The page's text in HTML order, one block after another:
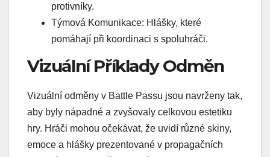
protivníky.
Týmová Komunikace: Hlášky, které
pomáhají při koordinaci s spoluhráči.
Vizuální Příklady Odměn
Vizuální odměny v Battle Passu jsou navrženy tak,
aby byly nápadné a zvyšovaly celkovou estetiku
hry. Hráči mohou očekávat, že uvidí různé skiny,
emoce a hlášky prezentované v propagačních